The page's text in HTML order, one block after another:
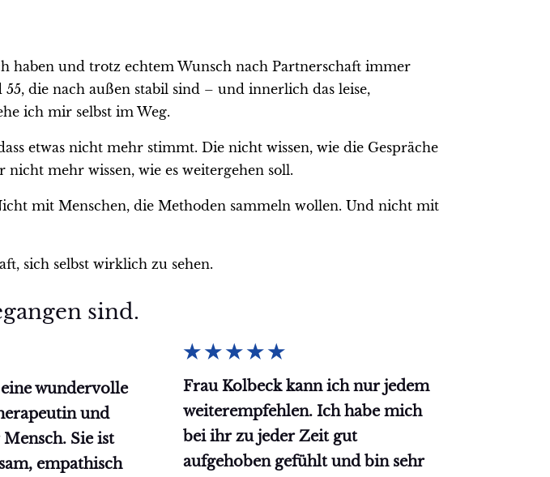
haben und trotz echtem Wunsch nach Partnerschaft immer
die nach außen stabil sind – und innerlich das leise,
ich mir selbst im Weg.
etwas nicht mehr stimmt. Die nicht wissen, wie die Gespräche
mehr wissen, wie es weitergehen soll.
mit Menschen, die Methoden sammeln wollen. Und nicht mit
sich selbst wirklich zu sehen.
sind.
wundervolle
und
Sie ist
empathisch
★★★★★
Frau Kolbeck kann ich nur jedem
weiterempfehlen. Ich habe mich
bei ihr zu jeder Zeit gut
aufgehoben gefühlt und bin sehr